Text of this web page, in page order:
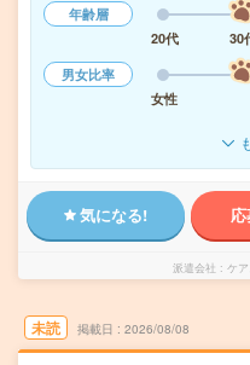
年齢層
20代
30
男女比率
女性
気になる!
派遣会社 ケ
未読 掲載日 2026/08/08